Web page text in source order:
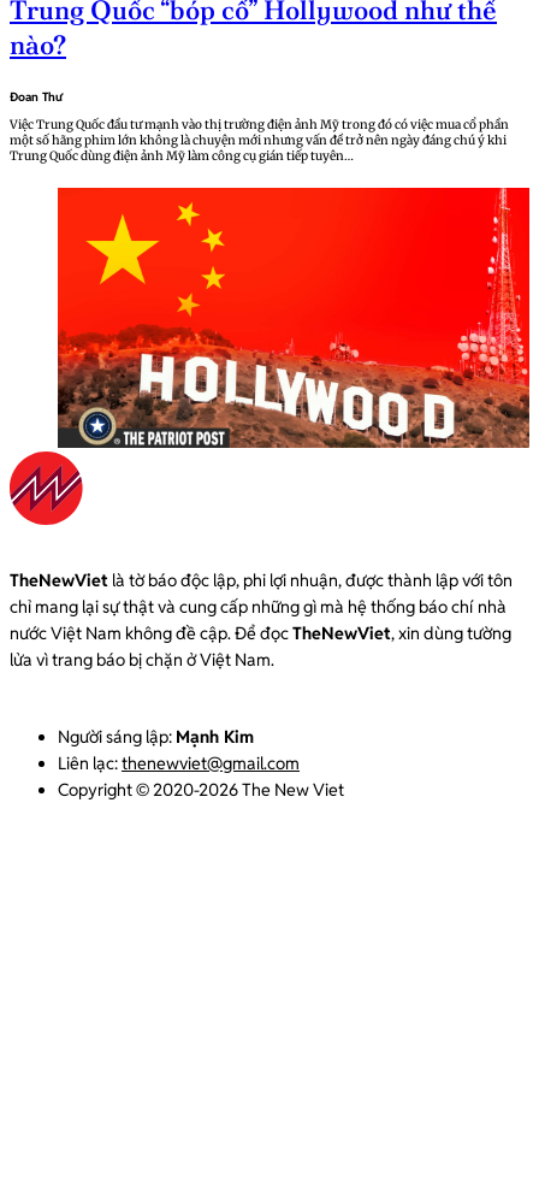
Trung Quốc “bóp cổ” Hollywood như thế
nào?
Đoan Thư
Việc Trung Quốc đầu tư mạnh vào thị trường điện ảnh Mỹ trong đó có việc mua cổ phần
một số hãng phim lớn không là chuyện mới nhưng vấn đề trở nên ngày đáng chú ý khi
Trung Quốc dùng điện ảnh Mỹ làm công cụ gián tiếp tuyên…
TheNewViet là tờ báo độc lập, phi lợi nhuận, được thành lập với tôn
chỉ mang lại sự thật và cung cấp những gì mà hệ thống báo chí nhà
nước Việt Nam không đề cập. Để đọcTheNewViet, xin dùng tường
lửa vì trang báo bị chặn ở Việt Nam.
Người sáng lập: Mạnh Kim
Liên lạc:thenewviet@gmail.com
Copyright © 2020-2026 The New Viet